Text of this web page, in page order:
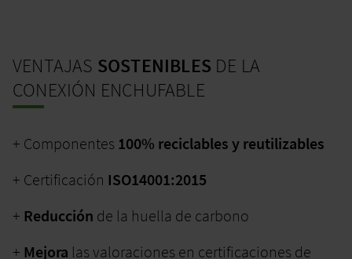
VENTAJAS SOSTENIBLES DE LA
CONEXIÓN ENCHUFABLE
+ Componentes 100% reciclables y reutilizables
+ Certificación ISO14001:2015
+ Reducción de la huella de carbono
+ Mejora las valoraciones en certificaciones de